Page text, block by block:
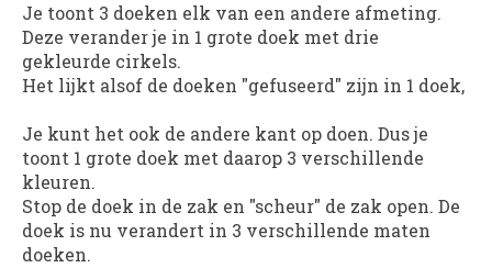
Je toont 3 doeken elk van een andere afmeting.
Deze verander je in 1 grote doek met drie
gekleurde cirkels.
Het lijkt alsof de doeken "gefuseerd" zijn in 1 doek,
Je kunt het ook de andere kant op doen. Dus je
toont 1 grote doek met daarop 3 verschillende
kleuren.
Stop de doek in de zak en "scheur" de zak open. De
doek is nu verandert in 3 verschillende maten
doeken.